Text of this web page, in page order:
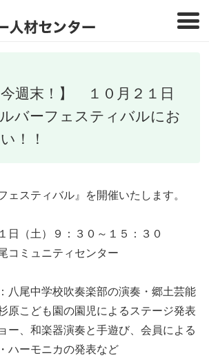
今週末！】 １０月２１日
ルバーフェスティバルにお
！！
ェスティバル』を開催いたします。
日（土）９：３０～１５：３０
コミュニティセンター
八尾中学校吹奏楽部の演奏・郷土芸能
原こども園の園児によるステージ発表
ー、和楽器演奏と手遊び、会員による
ハーモニカの発表など